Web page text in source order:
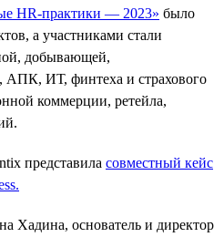
HR-практики — 2023» было
а участниками стали
добывающей,
АПК, ИТ, финтеха и страхового
коммерции, ретейла,
представила совместный кейс
.
Хадина, основатель и директор